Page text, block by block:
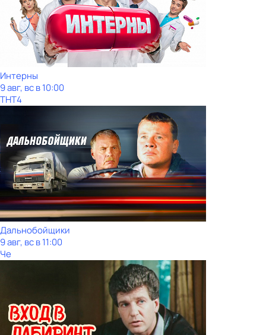
Интерны
9 авг, вс в 10:00
ТНТ4
Дальнобойщики
9 авг, вс в 11:00
Че